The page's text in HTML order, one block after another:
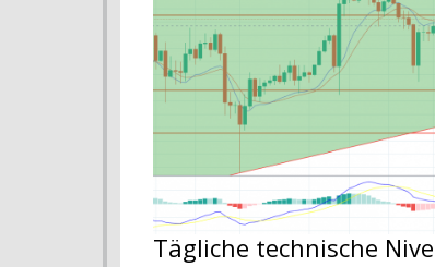
Tägliche technische